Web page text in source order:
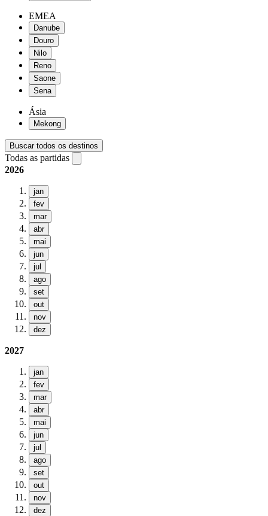
EMEA
Danube
Douro
Nilo
Reno
Saone
Sena
Ásia
Mekong
Buscar todos os destinos
Todas as partidas
2026
jan
fev
mar
abr
mai
jun
jul
ago
set
out
nov
dez
2027
jan
fev
mar
abr
mai
jun
jul
ago
set
out
nov
dez